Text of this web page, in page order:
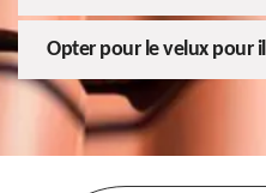
Opter pour le velux pour